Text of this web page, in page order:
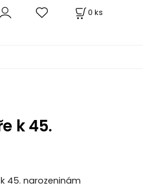
0 ks
k 45.
45. narozeninám